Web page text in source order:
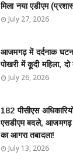
मिला नया एडीएम
July 27, 2026
आजमगढ़ में दर्दनाक
पोखरी में कूदी महिला, दो
July 26, 2026
182 पीसीएस
एसडीएम बदले, आजमगढ़
का आगरा तबादला!
July 13, 2026